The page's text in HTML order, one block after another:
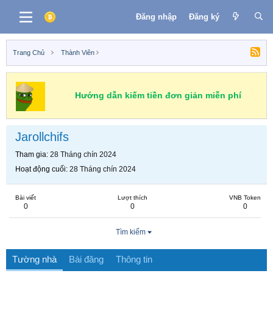
Đăng nhập Đăng ký
Trang Chủ Thành Viên
Hướng dẫn kiếm tiền đơn giản miễn phí
Jarollchifs
Tham gia 28 Tháng chín 2024
Hoạt động cuối 28 Tháng chín 2024
Bài viết
0
Lượt thích
0
VNB Token
0
Tìm kiếm
Tường nhà Bài đăng Thông tin